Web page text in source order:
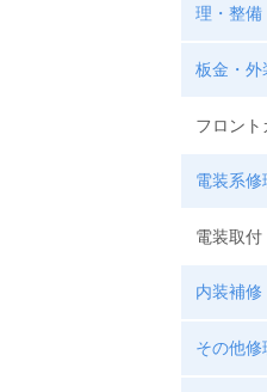
理・整備
板金・外
フロン
電装系修
電装取付
内装補
その他